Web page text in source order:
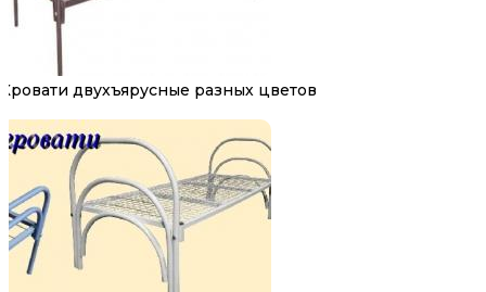
Кровати двухъярусные разных цветов